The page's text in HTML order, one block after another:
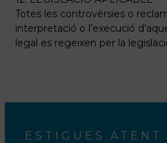
Totes les controvèrsies o
interpretació o l’execució
legal es regeixen per la
ESTIGUES ATENT